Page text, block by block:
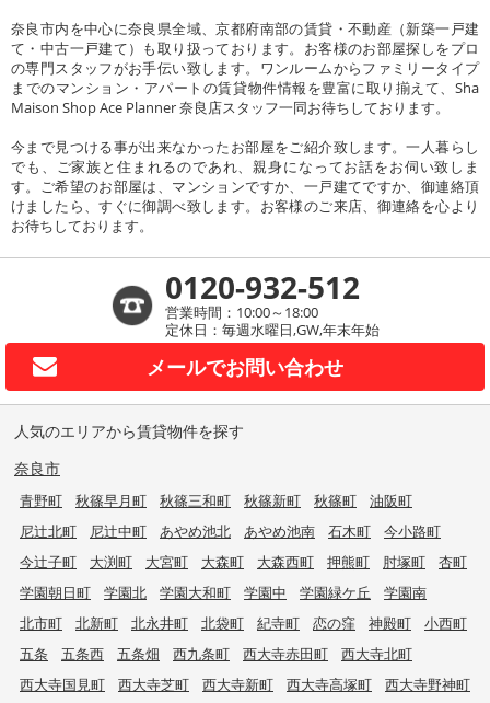
奈良市内を中心に奈良県全域、京都府南部の賃貸・不動産（新築一戸建
て・中古一戸建て）も取り扱っております。お客様のお部屋探しをプロ
の専門スタッフがお手伝い致します。ワンルームからファミリータイプ
までのマンション・アパートの賃貸物件情報を豊富に取り揃えて、Sha
Maison Shop Ace Planner 奈良店スタッフ一同お待ちしております。
今まで見つける事が出来なかったお部屋をご紹介致します。一人暮らし
でも、ご家族と住まれるのであれ、親身になってお話をお伺い致しま
す。ご希望のお部屋は、マンションですか、一戸建てですか、御連絡頂
けましたら、すぐに御調べ致します。お客様のご来店、御連絡を心より
お待ちしております。
0120-932-512
営業時間：10:00～18:00
定休日：毎週水曜日,GW,年末年始
メールでお問い合わせ
人気のエリアから賃貸物件を探す
奈良市
青野町 秋篠早月町 秋篠三和町 秋篠新町 秋篠町
油阪町
尼辻北町
尼辻中町 あやめ池北 あやめ池南 石木町
今小路町
今辻子町
大渕町 大宮町 大森町 大森西町 押熊町 肘塚町
杏町
学園朝日町
学園北 学園大和町 学園中 学園緑ケ丘
学園南
北市町
北新町 北永井町 北袋町 紀寺町 恋の窪 神殿町
小西町
五条
五条西 五条畑 西九条町 西大寺赤田町
西大寺北町
西大寺国見町
西大寺芝町 西大寺新町 西大寺高塚町
西大寺野神町